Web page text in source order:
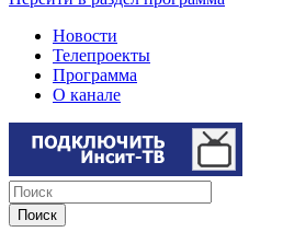
Новости
Телепроекты
Программа
О канале